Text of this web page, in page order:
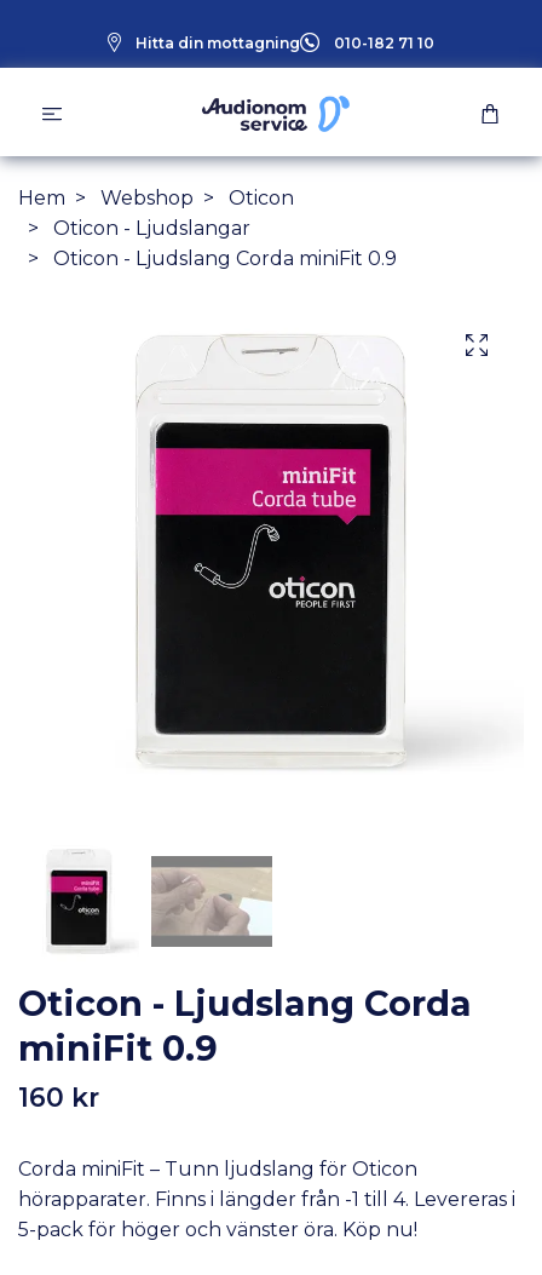
Hitta din mottagning 010-182 71 10
Hem Webshop
Oticon
Oticon - Ljudslangar
Oticon - Ljudslang Corda miniFit 0.9
Oticon - Ljudslang Corda
miniFit 0.9
160 kr
Corda miniFit – Tunn ljudslang för Oticon
hörapparater. Finns i längder från -1 till 4. Levereras i
5-pack för höger och vänster öra. Köp nu!